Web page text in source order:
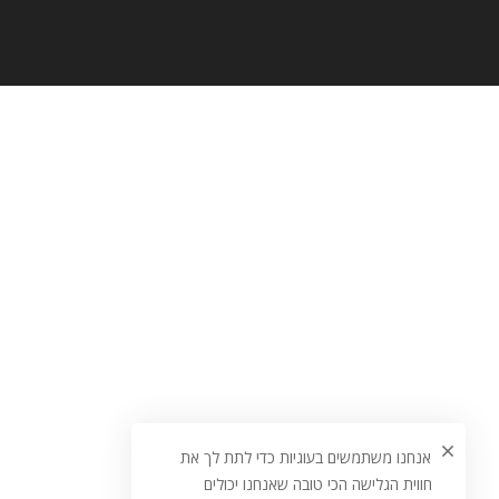
אנחנו משתמשים בעוגיות כדי לתת לך את
חווית הגלישה הכי טובה שאנחנו יכולים